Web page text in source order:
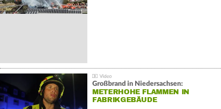
Großbrand in Niedersachsen:
METERHOHE FLAMMEN IN
FABRIKGEBÄUDE